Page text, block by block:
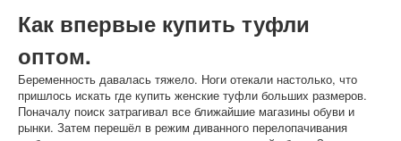
Как впервые купить туфли
оптом.
Беременность давалась тяжело. Ноги отекали настолько, что
пришлось искать где купить женские туфли больших размеров.
Поначалу поиск затрагивал все ближайшие магазины обуви и
рынки. Затем перешёл в режим диванного перелопачивания